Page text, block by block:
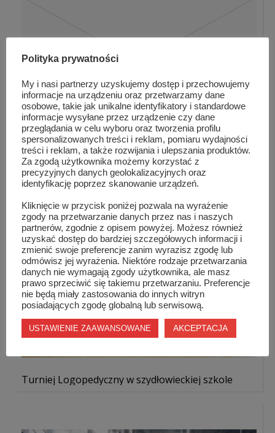
„Zdrowo jem, wiu0119cej wiem”
Turniej Logopedyczny w szydłowieckiej szkole
Polityka prywatności
My i nasi partnerzy uzyskujemy dostęp i przechowujemy
informacje na urządzeniu oraz przetwarzamy dane
osobowe, takie jak unikalne identyfikatory i standardowe
informacje wysyłane przez urządzenie czy dane
przeglądania w celu wyboru oraz tworzenia profilu
spersonalizowanych treści i reklam, pomiaru wydajności
treści i reklam, a także rozwijania i ulepszania produktów.
Za zgodą użytkownika możemy korzystać z
precyzyjnych danych geolokalizacyjnych oraz
identyfikację poprzez skanowanie urządzeń.
Kliknięcie w przycisk poniżej pozwala na wyrażenie
zgody na przetwarzanie danych przez nas i naszych
partnerów, zgodnie z opisem powyżej. Możesz również
uzyskać dostęp do bardziej szczegółowych informacji i
zmienić swoje preferencje zanim wyrazisz zgodę lub
odmówisz jej wyrażenia. Niektóre rodzaje przetwarzania
danych nie wymagają zgody użytkownika, ale masz
prawo sprzeciwić się takiemu przetwarzaniu. Preferencje
nie będą miały zastosowania do innych witryn
posiadających zgodę globalną lub serwisową.
USTAWIENIE ZAAWANSOWANE AKCEPTACJA